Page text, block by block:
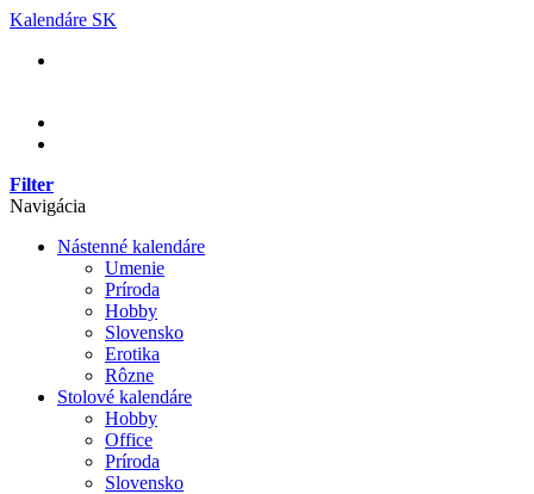
Skip
content
Kalendáre SK
Filter
Navigácia
Nástenné kalendáre
Umenie
Príroda
Hobby
Slovensko
Erotika
Rôzne
Stolové kalendáre
Hobby
Office
Príroda
Slovensko